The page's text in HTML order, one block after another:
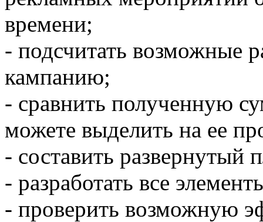
времени;
- подсчитать возможные
кампанию;
- сравнить полученную
можете выделить на ее
- составить развернутый
- разработать все
- проверить возможную